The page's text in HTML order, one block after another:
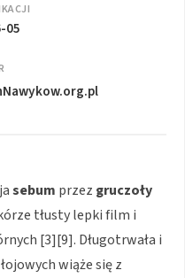
05
sebum przez gruczoły
tłusty lepki film i
[3][9]. Długotrwała i
wiąże się z